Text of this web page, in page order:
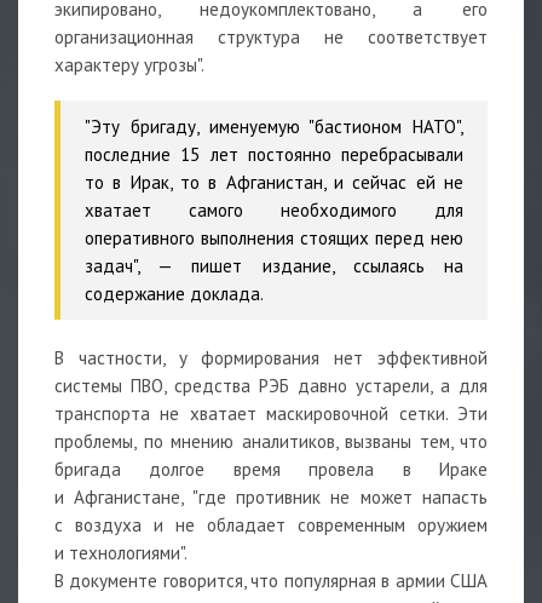
экипировано, недоукомплектовано, а его
организационная структура не соответствует
характеру угрозы".
"Эту бригаду, именуемую "бастионом НАТО",
последние 15 лет постоянно перебрасывали
то в Ирак, то в Афганистан, и сейчас ей не
хватает самого необходимого для
оперативного выполнения стоящих перед нею
задач", — пишет издание, ссылаясь на
содержание доклада.
В частности, у формирования нет эффективной
системы ПВО, средства РЭБ давно устарели, а для
транспорта не хватает маскировочной сетки. Эти
проблемы, по мнению аналитиков, вызваны тем, что
бригада долгое время провела в Ираке
и Афганистане, "где противник не может напасть
с воздуха и не обладает современным оружием
и технологиями".
В документе говорится, что популярная в армии США